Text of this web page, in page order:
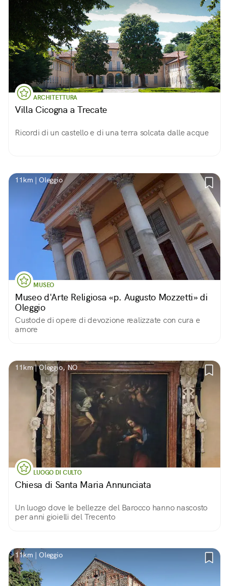
ARCHITETTURA
Villa Cicogna a Trecate
Ricordi di un castello e di una terra solcata dalle acque
11km | Oleggio
MUSEO
Museo d'Arte Religiosa «p. Augusto Mozzetti» di
Oleggio
Custode di opere di devozione realizzate con cura e
amore
11km | Oleggio, NO
LUOGO DI CULTO
Chiesa di Santa Maria Annunciata
Un luogo dove le bellezze del Barocco hanno nascosto
per anni gioielli del Trecento
11km | Oleggio